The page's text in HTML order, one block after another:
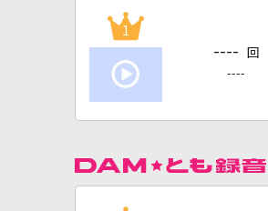
1
---- 回
----